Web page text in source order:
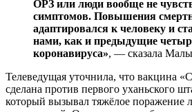
ОРЗ или люди вообще не
симптомов. Повышения
адаптировался к человеку и
нами, как и предыдущие
коронавируса», — сказала
Телеведущая уточнила, что вакцина
сделана против первого уханьского
который вызывал тяжёлое поражение